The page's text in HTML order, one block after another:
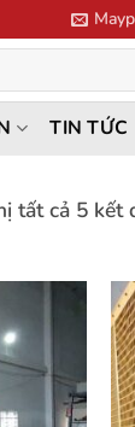
TIN TỨC
tất cả 5 kết